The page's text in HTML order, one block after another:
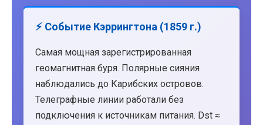
⚡ Событие Кэррингтона (1859 г.)
Самая мощная зарегистрированная
геомагнитная буря. Полярные сияния
наблюдались до Карибских островов.
Телеграфные линии работали без
подключения к источникам питания. Dst ≈